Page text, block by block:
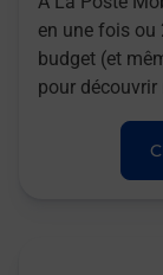
en une fois
budget (et
pour